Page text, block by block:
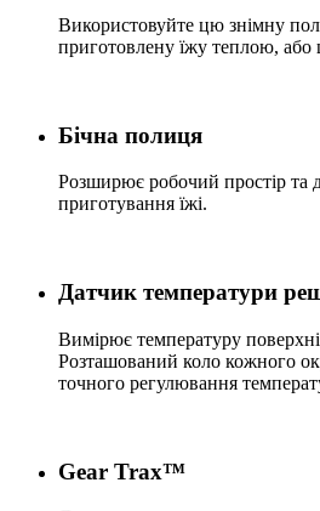
Використовуйте цю знімну
приготовлену їжу теплою, або
Бічна полиця
Розширює робочий простір та
приготування їжі.
Датчик температури
Вимірює температуру
Розташований коло кожного
точного регулювання
Gear Trax™